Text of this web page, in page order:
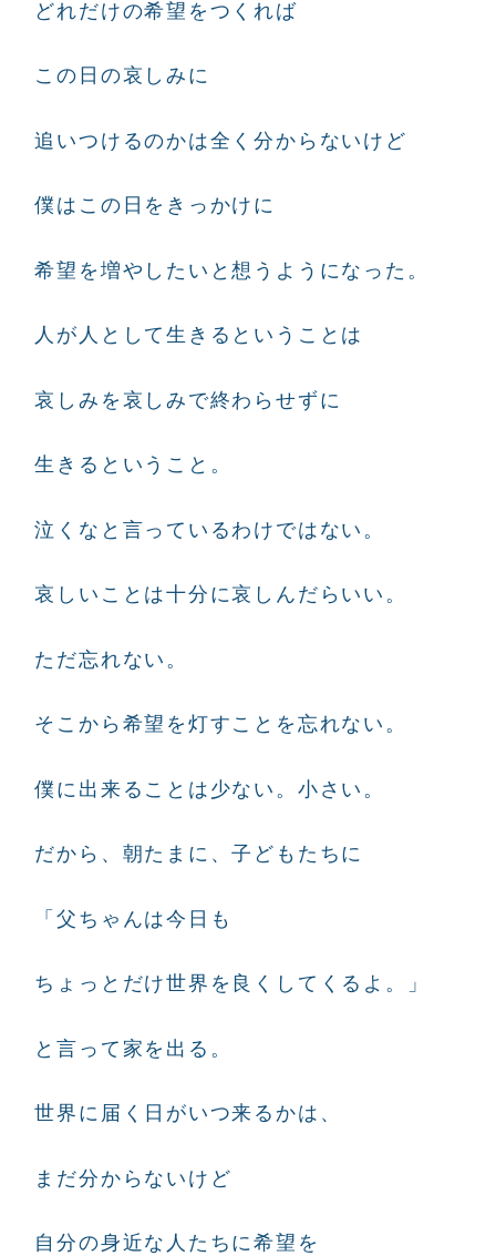
どれだけの希望をつくれば
この日の哀しみに
追いつけるのかは全く分からないけど
僕はこの日をきっかけに
希望を増やしたいと想うようになった。
人が人として生きるということは
哀しみを哀しみで終わらせずに
生きるということ。
泣くなと言っているわけではない。
哀しいことは十分に哀しんだらいい。
ただ忘れない。
そこから希望を灯すことを忘れない。
僕に出来ることは少ない。小さい。
だから、朝たまに、子どもたちに
「父ちゃんは今日も
ちょっとだけ世界を良くしてくるよ。」
と言って家を出る。
世界に届く日がいつ来るかは、
まだ分からないけど
自分の身近な人たちに希望を